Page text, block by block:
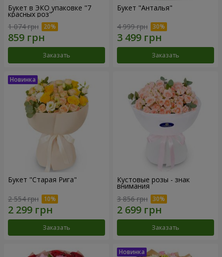
Букет в ЭКО упаковке "7
красных роз"
1 074 грн
Заказать
Букет "Анталья"
4 999 грн
Заказать
Букет "Старая Рига"
2 554 грн
Заказать
Кустовые розы - знак
внимания
3 856 грн
Заказать